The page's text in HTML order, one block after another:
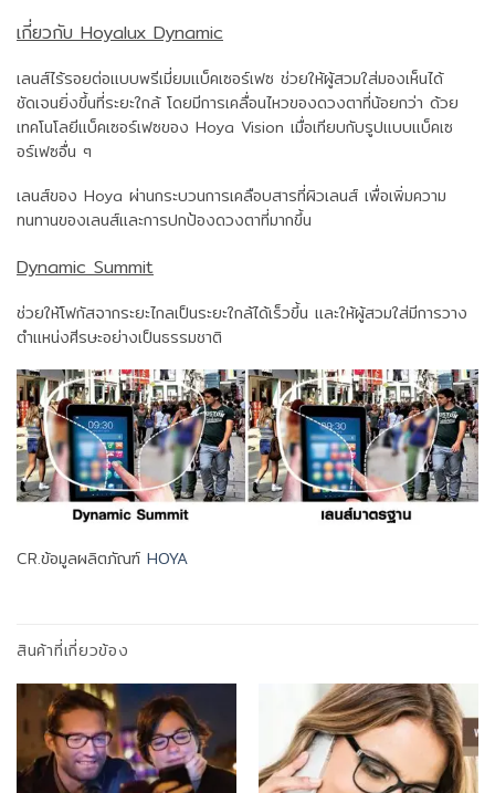
เกี่ยวกับ Hoyalux Dynamic
เลนส์ไร้รอยต่อแบบพรีเมี่ยมแบ็คเซอร์เฟซ ช่วยให้ผู้สวมใส่มองเห็นได้
ชัดเจนยิ่งขึ้นที่ระยะใกล้ โดยมีการเคลื่อนไหวของดวงตาที่น้อยกว่า ด้วย
เทคโนโลยีแบ็คเซอร์เฟซของ Hoya Vision เมื่อเทียบกับรูปแบบแบ็คเซ
อร์เฟซอื่น ๆ
เลนส์ของ Hoya ผ่านกระบวนการเคลือบสารที่ผิวเลนส์ เพื่อเพิ่มความ
ทนทานของเลนส์และการปกป้องดวงตาที่มากขึ้น
Dynamic Summit
ช่วยให้โฟกัสจากระยะไกลเป็นระยะใกล้ได้เร็วขึ้น และให้ผู้สวมใส่มีการวาง
ตำแหน่งศีรษะอย่างเป็นธรรมชาติ
CR.ข้อมูลผลิตภัณฑ์ HOYA
สินค้าที่เกี่ยวข้อง